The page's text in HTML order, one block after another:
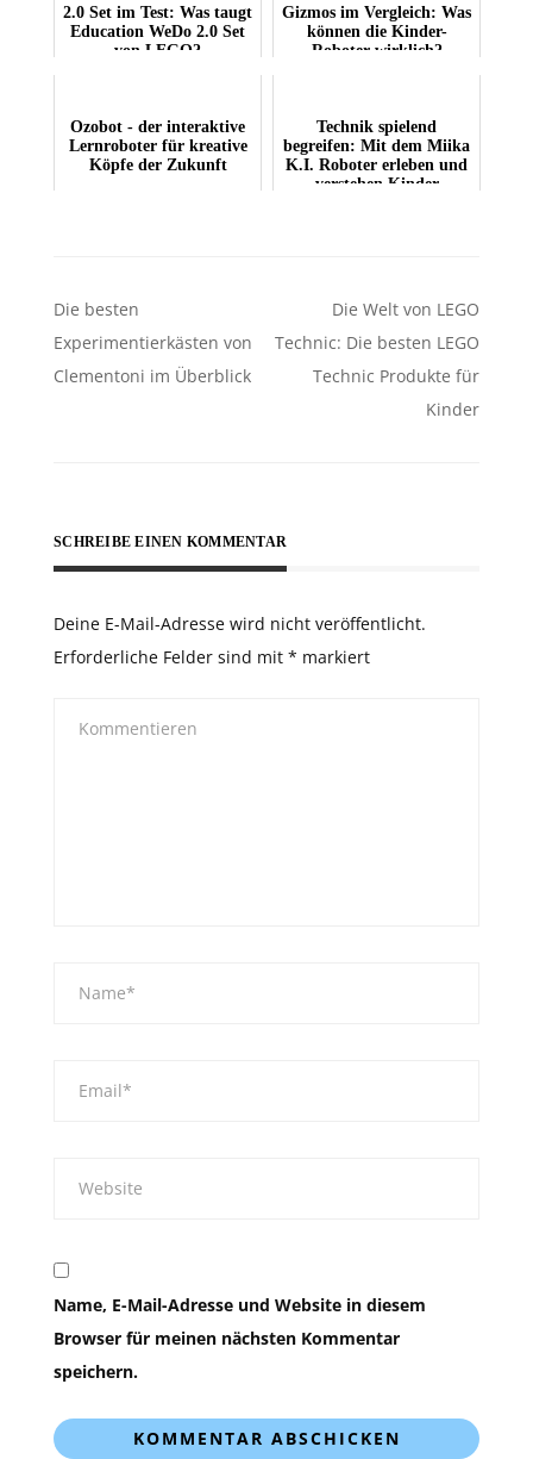
2.0 Set im Test: Was taugt
Education WeDo 2.0 Set
von LEGO?
Gizmos im Vergleich: Was
können die Kinder-
Roboter wirklich?
Ozobot - der interaktive
Lernroboter für kreative
Köpfe der Zukunft
Technik spielend
begreifen: Mit dem Miika
K.I. Roboter erleben und
verstehen Kinder
Beitragsnavigation
Die besten
Experimentierkästen von
Clementoni im Überblick
Die Welt von LEGO
Technic: Die besten LEGO
Technic Produkte für
Kinder
SCHREIBE EINEN KOMMENTAR
Deine E-Mail-Adresse wird nicht veröffentlicht.
Erforderliche Felder sind mit * markiert
Name, E-Mail-Adresse und Website in diesem
Browser für meinen nächsten Kommentar
speichern.